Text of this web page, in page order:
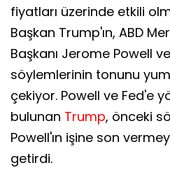
fiyatları üzerinde etkili
Başkan Trump'ın, ABD
Başkanı Jerome Powell
söylemlerinin tonunu
çekiyor. Powell ve Fed'e
bulunan Trump, önceki
Powell'ın işine son
getirdi.